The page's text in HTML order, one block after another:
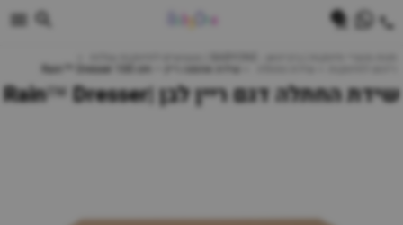
שידת החתלה דגם ריין לבן |Rain™ Dresser